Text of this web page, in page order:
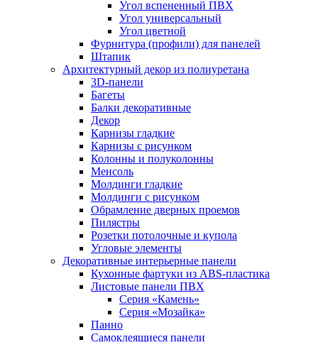
Угол вспененный ПВХ
Угол универсальный
Угол цветной
Фурнитура (профили) для панелей
Штапик
Архитектурный декор из полиуретана
3D-панели
Багеты
Балки декоративные
Декор
Карнизы гладкие
Карнизы с рисунком
Колонны и полуколонны
Менсоль
Молдинги гладкие
Молдинги с рисунком
Обрамление дверных проемов
Пилястры
Розетки потолочные и купола
Угловые элементы
Декоративные интерьерные панели
Кухонные фартуки из ABS-пластика
Листовые панели ПВХ
Серия «Камень»
Серия «Мозайка»
Панно
Самоклеящиеся панели